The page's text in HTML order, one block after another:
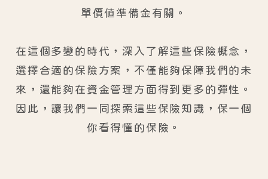
單價值準備金有關。
在這個多變的時代，深入了解這些保險概念，
選擇合適的保險方案，不僅能夠保障我們的未
來，還能夠在資金管理方面得到更多的彈性。
因此，讓我們一同探索這些保險知識，保一個
你看得懂的保險。